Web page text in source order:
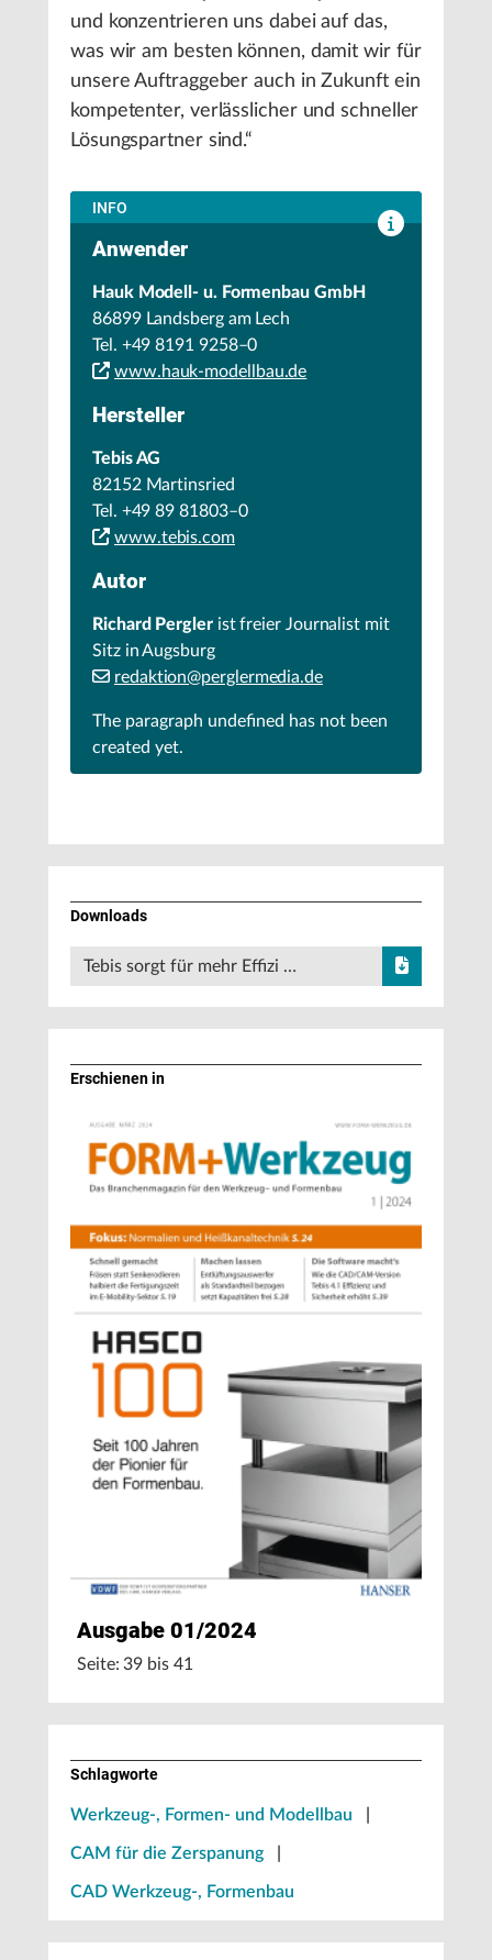
und konzentrieren uns dabei auf das,
was wir am besten können, damit wir für
unsere Auftraggeber auch in Zukunft ein
kompetenter, verlässlicher und schneller
Lösungspartner sind.“
INFO
Anwender
Hauk Modell- u. Formenbau GmbH
86899 Landsberg am Lech
Tel. +49 8191 9258–0
www.hauk-modellbau.de
Hersteller
Tebis AG
82152 Martinsried
Tel. +49 89 81803–0
www.tebis.com
Autor
Richard Perglerist freier Journalist mit
Sitz in Augsburg
redaktion@perglermedia.de
The paragraph undefined has not been
created yet.
Downloads
Tebis sorgt für mehr Effizi …
Erschienen in
Ausgabe 01/2024
Seite: 39 bis 41
Schlagworte
Werkzeug-, Formen- und Modellbau
CAM für die Zerspanung
CAD Werkzeug-, Formenbau